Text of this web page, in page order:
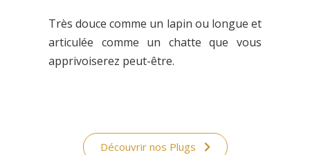
Très douce comme un lapin ou longue et
articulée comme un chatte que vous
apprivoiserez peut-être.
Découvrir nos Plugs